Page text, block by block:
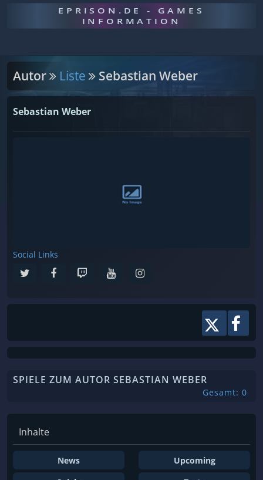
EPRISON.DE - GAMES
INFORMATION
Autor Liste Sebastian Weber
Sebastian Weber
Social Links
SPIELE ZUM AUTOR SEBASTIAN WEBER
Gesamt: 0
Inhalte
News
Upcoming